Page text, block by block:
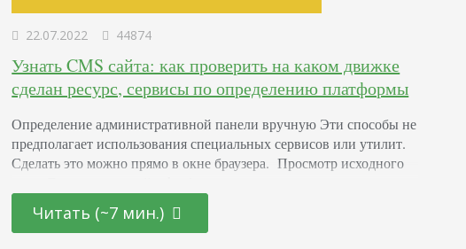
22.07.2022 44874
Узнать CMS сайта: как проверить на каком движке
сделан ресурс, сервисы по определению платформы
Определение административной панели вручную Эти способы не
предполагает использования специальных сервисов или утилит.
Сделать это можно прямо в окне браузера. Просмотр исходного
CTRL + U. Затем вызовите поисковую строку с помощью
комбинации клавиш CTRL + G и введите там тег «generator».
Читать (~7 мин.)